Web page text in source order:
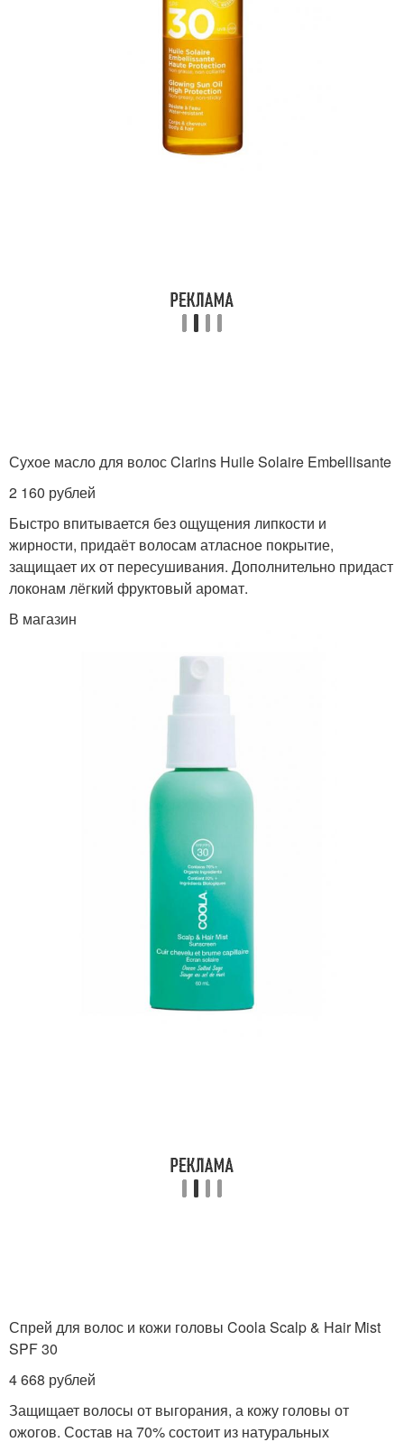
Сухое масло для волос Clarins Huile Solaire Embellisante
2 160 рублей
Быстро впитывается без ощущения липкости и
жирности, придаёт волосам атласное покрытие,
защищает их от пересушивания. Дополнительно придаст
локонам лёгкий фруктовый аромат.
В магазин
Спрей для волос и кожи головы Coola Scalp & Hair Mist
SPF 30
4 668 рублей
Защищает волосы от выгорания, а кожу головы от
ожогов. Состав на 70% состоит из натуральных